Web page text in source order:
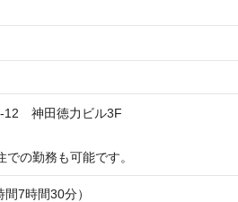
12 神田徳力ビル3F
の勤務も可能です。
7時間30分）